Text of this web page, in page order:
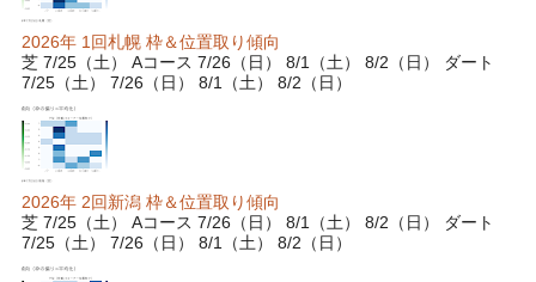
2026年 1回札幌 枠＆位置取り傾向
芝 7/25（土） Aコース 7/26（日） 8/1（土） 8/2（日） ダート
7/25（土） 7/26（日） 8/1（土） 8/2（日）
2026年 2回新潟 枠＆位置取り傾向
芝 7/25（土） Aコース 7/26（日） 8/1（土） 8/2（日） ダート
7/25（土） 7/26（日） 8/1（土） 8/2（日）